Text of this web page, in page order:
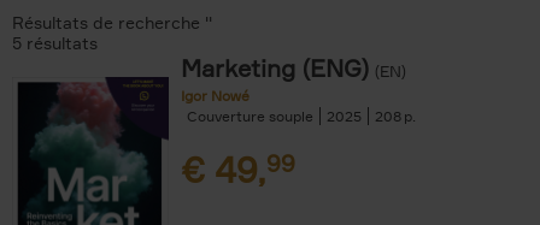
Résultats de recherche ''
5 résultats
Marketing (ENG) (EN)
Igor Nowé
Couverture souple
2025 208
€ 49,99